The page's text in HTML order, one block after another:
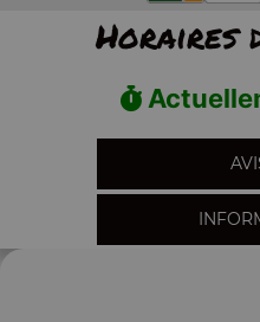
Horaires